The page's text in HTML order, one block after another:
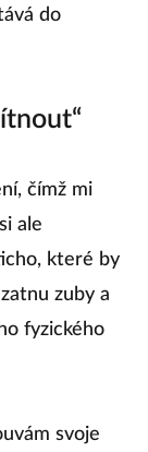
do
čímž mi
ale
které by
zuby a
fyzického
svoje